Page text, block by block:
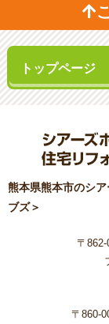
熊本県熊本市のシ
ブズ＞
〒
〒860-